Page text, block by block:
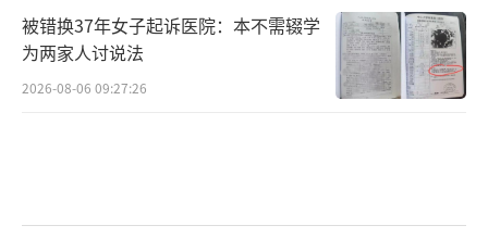
被错换37年女子起诉医院：本不需辍学
为两家人讨说法
2026-08-06 09:27:26